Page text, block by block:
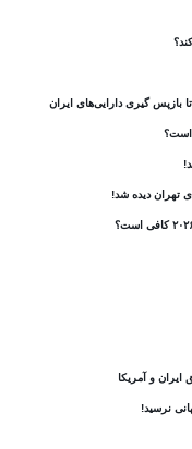
است؟
تهران دیده شد!
و آمریکا